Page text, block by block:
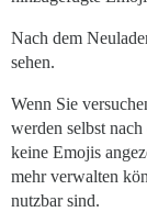
Nach dem
sehen.
Wenn Sie
werden selbst
keine Emojis
mehr verwalten
nutzbar sind.